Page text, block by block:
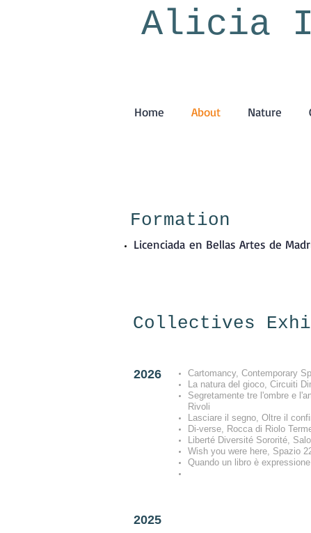
Alicia
Home About Nature
Formation
Licenciada en Bellas Artes de
Collectives
2026
2025
Cartomancy, Contemporary
La natura del gioco, Circuiti
Segretamente tre l'ombre e
Rivoli
Lasciare il segno, Oltre il
Di-verse, Rocca di Riolo
Liberté Diversité Sororité,
Wish you were here, Spazio
Quando un libro è